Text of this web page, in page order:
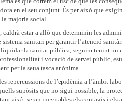
en el seu conjunt. És per això que
la majoria social.
caldrà estar a allò que determinin les
sistema sanitari per garantir l’atenció
la sanitat pública, seguim tenint un
i vocació de servei públic,
per la seua tasca anònima.
repercussions de l’epidèmia a l’àmbit
supòsits que no sigui possible, la
això, seran inevitables els contagis i els